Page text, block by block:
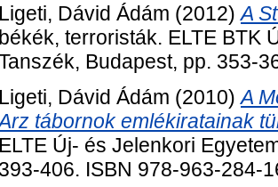
Ligeti, Dávid Ádám (2012)A
békék, terroristák. ELTE BTK
Budapest, pp. 353-
Ligeti, Dávid Ádám (2010)A
tábornok emlékiratainak
ELTE Új- és Jelenkori
393-406. ISBN 978-963-284-